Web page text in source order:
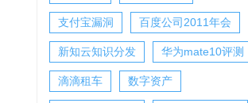
支付宝漏洞 百度公司2011年会
新知云知识分发 华为mate10评测
滴滴租车 数字资产